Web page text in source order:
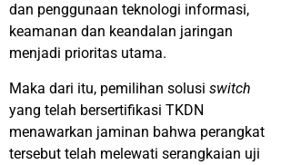
dan penggunaan teknologi informasi,
keamanan dan keandalan jaringan
menjadi prioritas utama.
Maka dari itu, pemilihan solusi switch
yang telah bersertifikasi TKDN
menawarkan jaminan bahwa perangkat
tersebut telah melewati serangkaian uji